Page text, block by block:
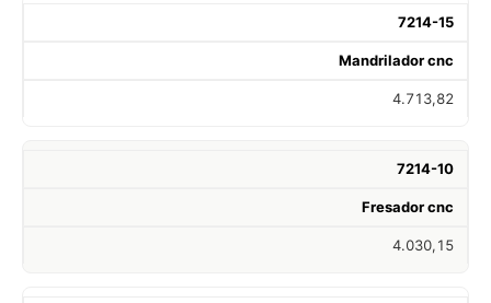
7214-15
Mandrilador cnc
4.713,82
7214-10
Fresador cnc
4.030,15